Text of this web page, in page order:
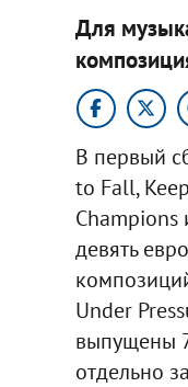
Для
В первый
to Fall,
Champions
девять
Under
выпущены
отдельно